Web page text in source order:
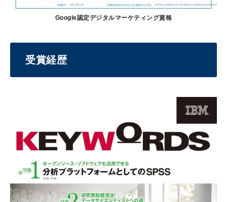
Google認定デジタルマーケティング資格
受賞経歴